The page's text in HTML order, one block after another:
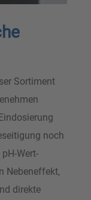
Sortiment
noch
Wert-
Nebeneffekt,
direkte